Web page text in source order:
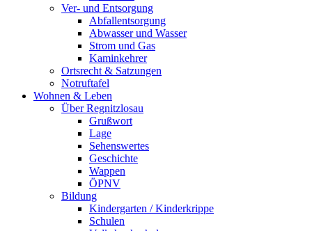
Ver- und Entsorgung
Abfallentsorgung
Abwasser und Wasser
Strom und Gas
Kaminkehrer
Ortsrecht & Satzungen
Notruftafel
Wohnen & Leben
Über Regnitzlosau
Grußwort
Lage
Sehenswertes
Geschichte
Wappen
ÖPNV
Bildung
Kindergarten / Kinderkrippe
Schulen